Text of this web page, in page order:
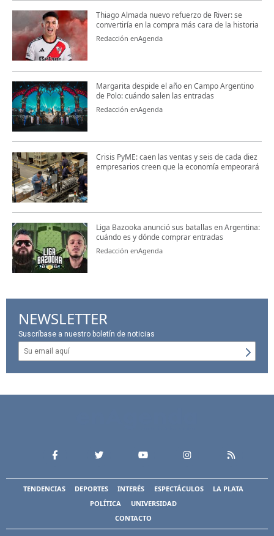
Thiago Almada nuevo refuerzo de River: se
convertiría en la compra más cara de la historia
Redacción enAgenda
Margarita despide el año en Campo Argentino
de Polo: cuándo salen las entradas
Redacción enAgenda
Crisis PyME: caen las ventas y seis de cada diez
empresarios creen que la economía empeorará
Liga Bazooka anunció sus batallas en Argentina:
cuándo es y dónde comprar entradas
Redacción enAgenda
NEWSLETTER
Suscríbase a nuestro boletín de noticias
TENDENCIAS DEPORTES INTERÉS ESPECTÁCULOS
LA PLATA
POLÍTICA
UNIVERSIDAD
CONTACTO